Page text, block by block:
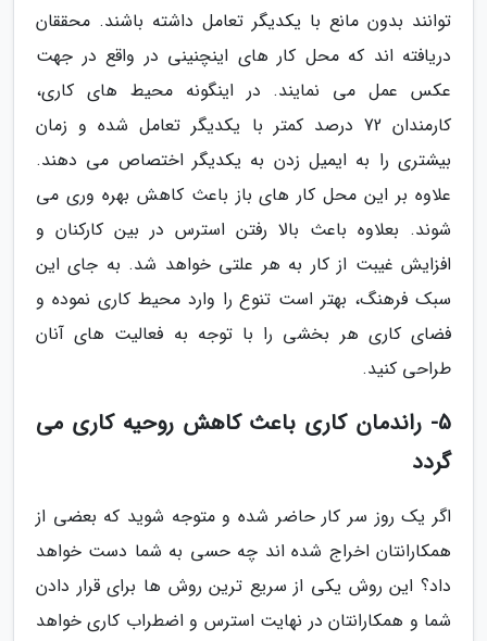
توانند بدون مانع با یکدیگر تعامل داشته باشند. محققان
دریافته اند که محل کار های اینچنینی در واقع در جهت
عکس عمل می نمایند. در اینگونه محیط های کاری،
کارمندان 72 درصد کمتر با یکدیگر تعامل شده و زمان
بیشتری را به ایمیل زدن به یکدیگر اختصاص می دهند.
علاوه بر این محل کار های باز باعث کاهش بهره وری می
شوند. بعلاوه باعث بالا رفتن استرس در بین کارکنان و
افزایش غیبت از کار به هر علتی خواهد شد. به جای این
سبک فرهنگ، بهتر است تنوع را وارد محیط کاری نموده و
فضای کاری هر بخشی را با توجه به فعالیت های آنان
طراحی کنید.
5- راندمان کاری باعث کاهش روحیه کاری می
گردد
اگر یک روز سر کار حاضر شده و متوجه شوید که بعضی از
همکارانتان اخراج شده اند چه حسی به شما دست خواهد
داد؟ این روش یکی از سریع ترین روش ها برای قرار دادن
شما و همکارانتان در نهایت استرس و اضطراب کاری خواهد